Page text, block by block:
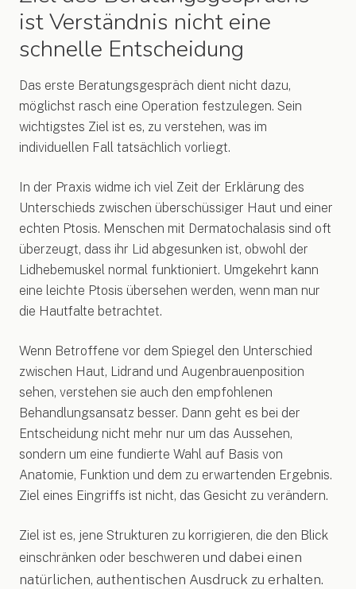
ist Verständnis nicht eine
schnelle Entscheidung
Das erste Beratungsgespräch dient nicht dazu,
möglichst rasch eine Operation festzulegen. Sein
wichtigstes Ziel ist es, zu verstehen, was im
individuellen Fall tatsächlich vorliegt.
In der Praxis widme ich viel Zeit der Erklärung des
Unterschieds zwischen überschüssiger Haut und einer
echten Ptosis. Menschen mit Dermatochalasis sind oft
überzeugt, dass ihr Lid abgesunken ist, obwohl der
Lidhebemuskel normal funktioniert. Umgekehrt kann
eine leichte Ptosis übersehen werden, wenn man nur
die Hautfalte betrachtet.
Wenn Betroffene vor dem Spiegel den Unterschied
zwischen Haut, Lidrand und Augenbrauenposition
sehen, verstehen sie auch den empfohlenen
Behandlungsansatz besser. Dann geht es bei der
Entscheidung nicht mehr nur um das Aussehen,
sondern um eine fundierte Wahl auf Basis von
Anatomie, Funktion und dem zu erwartenden Ergebnis.
Ziel eines Eingriffs ist nicht, das Gesicht zu verändern.
Ziel ist es, jene Strukturen zu korrigieren, die den Blick
einschränken oder beschweren und dabei einen
natürlichen, authentischen Ausdruck zu erhalten.